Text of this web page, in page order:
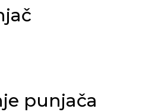
punjača